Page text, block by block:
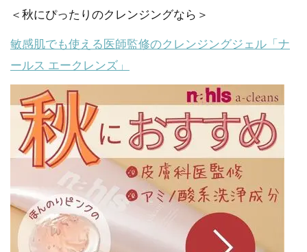
＜秋にぴったりのクレンジングなら＞
敏感肌でも使える医師監修のクレンジングジェル「ナ
ールス エークレンズ」